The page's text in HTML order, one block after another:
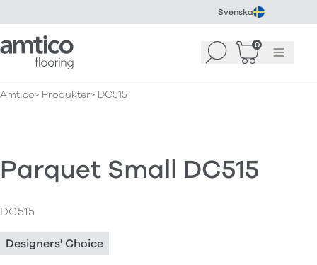
Svenska
Amtico Flooring Sök 0
Korg 0)Meny
Amtico Produkter DC515
Parquet Small DC515
DC515
Designers' Choice